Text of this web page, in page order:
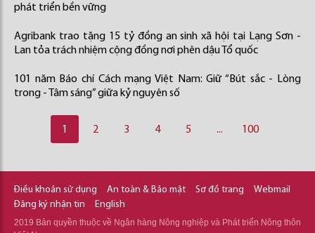
phát triển bền vững
Agribank trao tặng 15 tỷ đồng an sinh xã hội tại Lạng Sơn -
Lan tỏa trách nhiệm cộng đồng nơi phên dậu Tổ quốc
101 năm Báo chí Cách mạng Việt Nam: Giữ “Bút sắc - Lòng
trong - Tâm sáng” giữa kỷ nguyên số
1 2 3 4 5 ... 100
Điều khoản sử dụng An toàn & Bảo mật Sơ đồ trang
Webmail
Đăng ký nhận tin
English
2019 Bản quyền thuộc về Ngân hàng Nông nghiệp và Phát triển Nông thôn